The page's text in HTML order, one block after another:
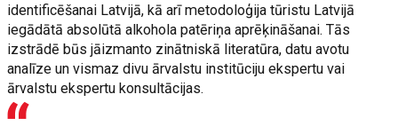
identificēšanai Latvijā, kā arī metodoloģija tūristu Latvijā
iegādātā absolūtā alkohola patēriņa aprēķināšanai. Tās
izstrādē būs jāizmanto zinātniskā literatūra, datu avotu
analīze un vismaz divu ārvalstu institūciju ekspertu vai
ārvalstu ekspertu konsultācijas.